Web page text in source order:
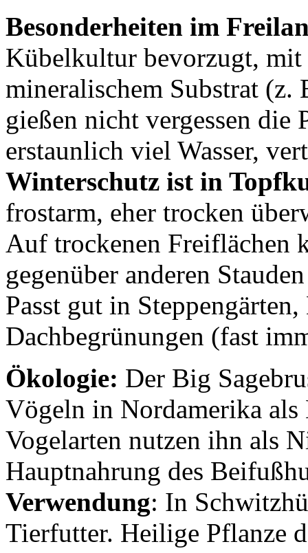
Besonderheiten im
Kübelkultur bevorzugt, mit
mineralischem Substrat
gießen nicht vergessen die
erstaunlich viel Wasser,
Winterschutz ist in
frostarm, eher trocken
Auf trockenen Freiflächen
gegenüber anderen
Passt gut in
Dachbegrünungen (fast
Ökologie: Der Big
Vögeln in Nordamerika als
Vogelarten nutzen ihn als
Hauptnahrung des
Verwendung: In
Tierfutter. Heilige Pflanze